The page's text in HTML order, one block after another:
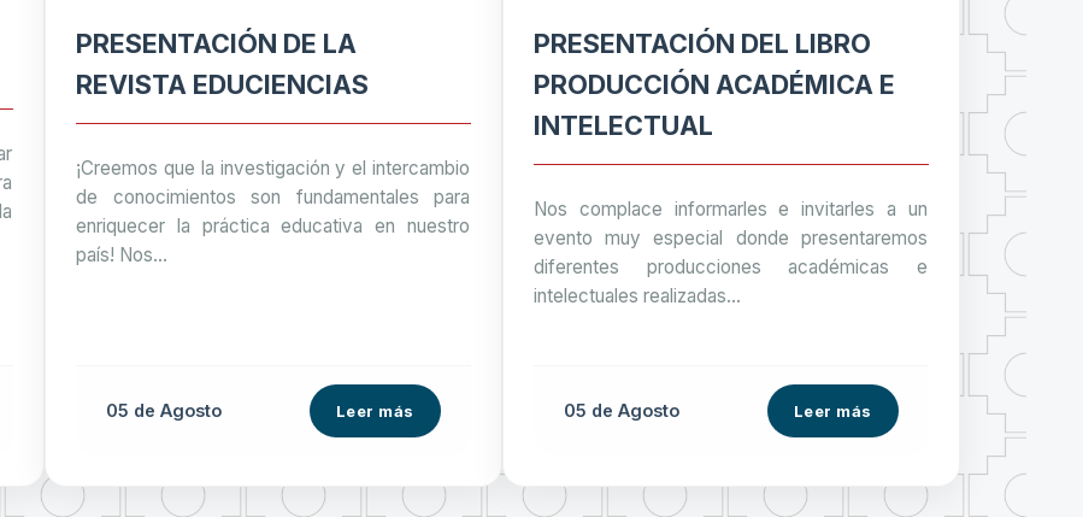
PRESENTACIÓN DE LA
REVISTA EDUCIENCIAS
¡Creemos que la investigación y el intercambio
de conocimientos son fundamentales para
enriquecer la práctica educativa en nuestro
país! Nos...
05 deAgosto Leer más
PRESENTACIÓN DEL LIBRO
PRODUCCIÓN ACADÉMICA E
INTELECTUAL
Nos complace informarles e invitarles a un
evento muy especial donde presentaremos
diferentes producciones académicas e
intelectuales realizadas...
05 de Agosto Leer más